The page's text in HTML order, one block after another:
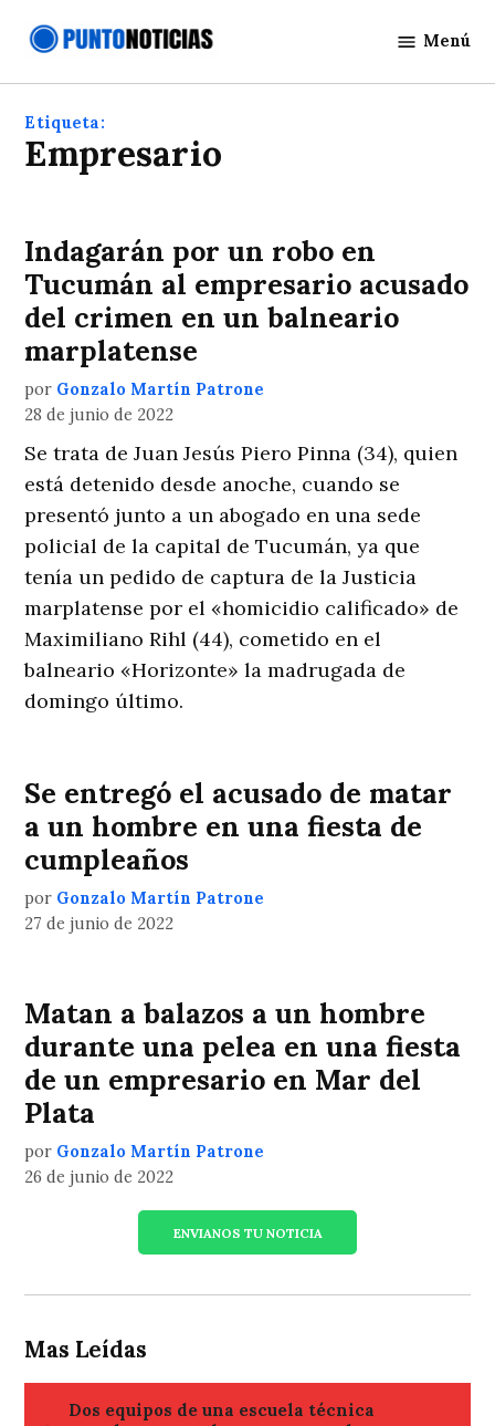
Noticias
Menú
Etiqueta:
empresario
Indagarán por un robo en
Tucumán al empresario acusado
del crimen en un balneario
marplatense
por Gonzalo Martín Patrone
28 de junio de 2022
Se trata de Juan Jesús Piero Pinna (34), quien
está detenido desde anoche, cuando se
presentó junto a un abogado en una sede
policial de la capital de Tucumán, ya que
tenía un pedido de captura de la Justicia
marplatense por el «homicidio calificado» de
Maximiliano Rihl (44), cometido en el
balneario «Horizonte» la madrugada de
domingo último.
Se entregó el acusado de matar
a un hombre en una fiesta de
cumpleaños
por Gonzalo Martín Patrone
27 de junio de 2022
Matan a balazos a un hombre
durante una pelea en una fiesta
de un empresario en Mar del
Plata
por Gonzalo Martín Patrone
26 de junio de 2022
ENVIANOS TU NOTICIA
Mas Leídas